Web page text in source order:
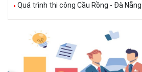
Quá trình thi công Cầu Rồng - Đà Nẵng